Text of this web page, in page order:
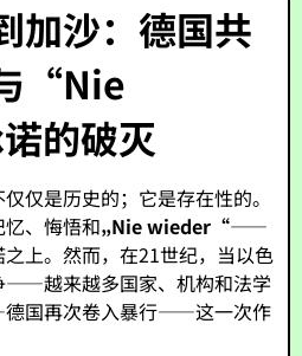
加沙：德国共
“Nie
的破灭
仅是历史的；它是存在性的。
、悔悟和„Nie wieder“——
上。然而，在21世纪，当以色
——越来越多国家、机构和法学
国再次卷入暴行——这一次作